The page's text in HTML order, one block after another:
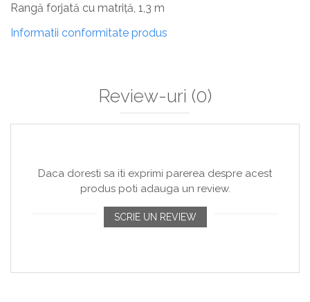
Rangă forjată cu matriță, 1,3 m
Informatii conformitate produs
Review-uri (0)
Daca doresti sa iti exprimi parerea despre acest
produs poti adauga un review.
SCRIE UN REVIEW